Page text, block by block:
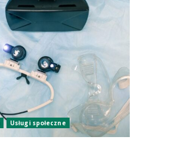
Usługi społeczne